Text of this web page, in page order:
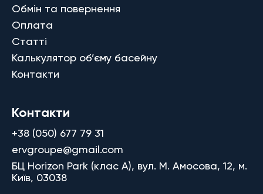
Обмін та повернення
Оплата
Статті
Калькулятор об’єму басейну
Контакти
Контакти
+38 (050) 677 79 31
ervgroupe@gmail.com
БЦ Horizon Park (клас A), вул. М. Амосова, 12, м.
Київ, 03038